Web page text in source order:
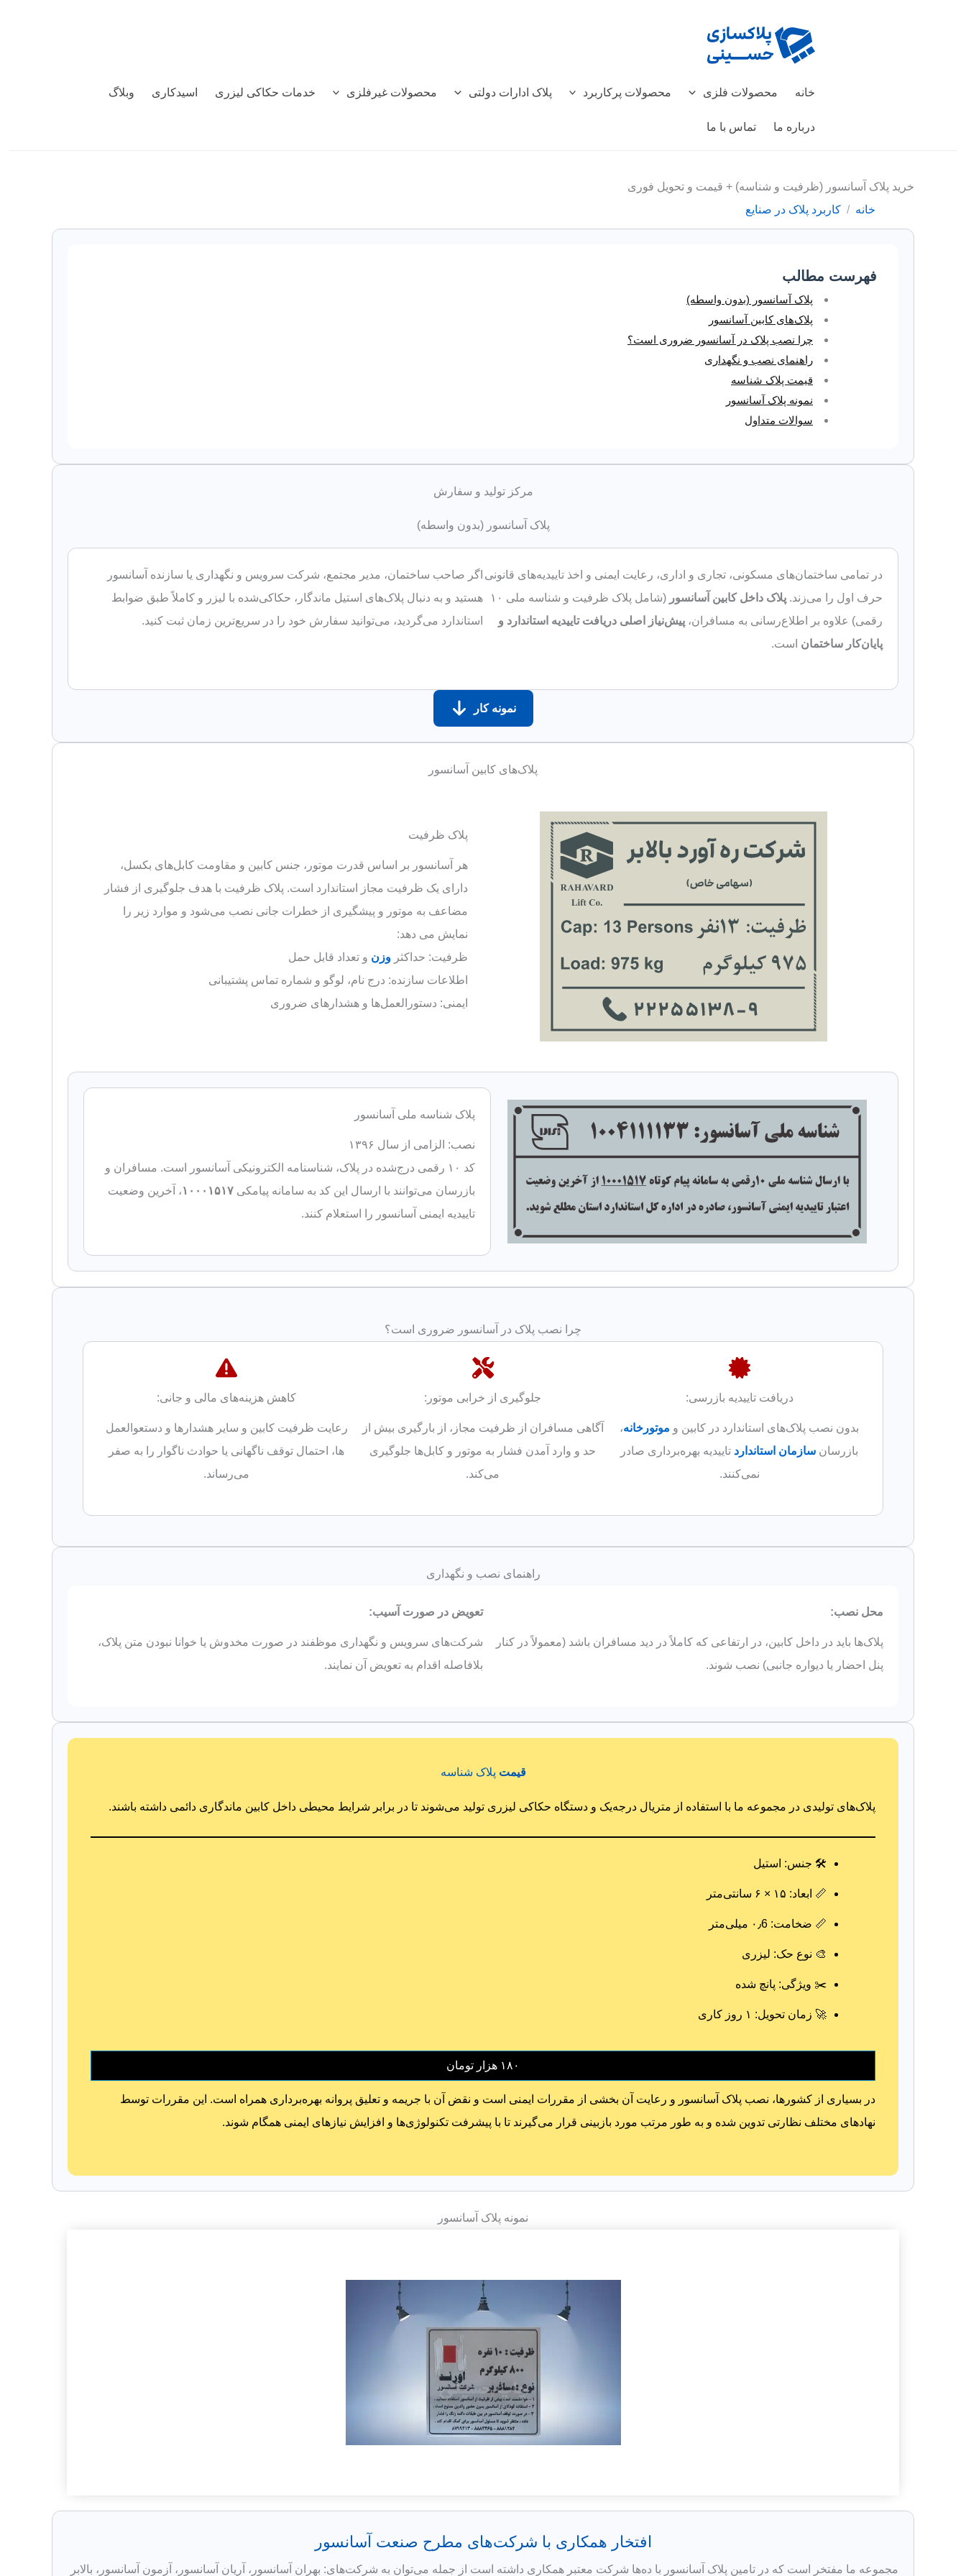
خانه محصولات فلزی محصولات پرکاربرد پلاک ادارات دولتی محصولات غیرفلزی خدمات حکاکی لیزری اسیدکاری وبلاگ
درباره ما تماس با ما
خرید پلاک آسانسور (ظرفیت و شناسه) + قیمت و تحویل فوری
خانه
کاربرد پلاک در صنایع
فهرست مطالب
پلاک آسانسور (بدون واسطه)
پلاک‌های کابین آسانسور
چرا نصب پلاک در آسانسور ضروری است؟
راهنمای نصب و نگهداری
قیمت پلاک شناسه
نمونه پلاک‌ آسانسور
سوالات متداول
مرکز تولید و سفارش
پلاک آسانسور (بدون واسطه)
در تمامی ساختمان‌های مسکونی، تجاری و اداری، رعایت ایمنی و اخذ تاییدیه‌های قانونی
حرف اول را می‌زند. پلاک داخل کابین آسانسور
(شامل پلاک ظرفیت و شناسه ملی ۱۰
رقمی) علاوه بر اطلاع‌رسانی به مسافران، پیش‌نیاز اصلی دریافت تاییدیه استاندارد و
پایان‌کار ساختمان است.
اگر صاحب ساختمان، مدیر مجتمع، شرکت سرویس و نگهداری یا سازنده آسانسور
هستید و به دنبال پلاک‌های استیل ماندگار، حکاکی‌شده با لیزر و کاملاً طبق ضوابط
استاندارد می‌گردید، می‌توانید سفارش خود را در سریع‌ترین زمان ثبت کنید.
نمونه کار
پلاک‌های کابین آسانسور
پلاک ظرفیت
هر آسانسور بر اساس قدرت موتور، جنس کابین و مقاومت کابل‌های بکسل،
دارای یک ظرفیت مجاز استاندارد است. پلاک ظرفیت با هدف جلوگیری از فشار
مضاعف به موتور و پیشگیری از خطرات جانی نصب می‌شود و موارد زیر را
نمایش می دهد:
ظرفیت: حداکثر وزن و تعداد قابل حمل
اطلاعات سازنده: درج نام، لوگو و شماره تماس پشتیبانی
ایمنی: دستورالعمل‌ها و هشدارهای ضروری
پلاک شناسه ملی آسانسور
نصب: الزامی از سال ۱۳۹۶
کد ۱۰ رقمی درج‌شده در پلاک، شناسنامه الکترونیکی آسانسور است. مسافران و
بازرسان می‌توانند با ارسال این کد به سامانه پیامکی ۱۰۰۰۱۵۱۷، آخرین وضعیت
تاییدیه ایمنی آسانسور را استعلام کنند.
چرا نصب پلاک در آسانسور ضروری است؟
دریافت تاییدیه بازرسی:
بدون نصب پلاک‌های استاندارد در کابین و موتورخانه،
بازرسان سازمان استاندارد تاییدیه بهره‌برداری صادر
نمی‌کنند.
جلوگیری از خرابی موتور:
آگاهی مسافران از ظرفیت مجاز، از بارگیری بیش از
حد و وارد آمدن فشار به موتور و کابل‌ها جلوگیری
می‌کند.
کاهش هزینه‌های مالی و جانی:
رعایت ظرفیت کابین و سایر هشدارها و دستعوالعمل
ها، احتمال توقف ناگهانی یا حوادث ناگوار را به صفر
می‌رساند.
راهنمای نصب و نگهداری
محل نصب:
پلاک‌ها باید در داخل کابین، در ارتفاعی که کاملاً در دید مسافران باشد (معمولاً در کنار
پنل احضار یا دیواره جانبی) نصب شوند.
تعویض در صورت آسیب:
شرکت‌های سرویس و نگهداری موظفند در صورت مخدوش یا خوانا نبودن متن پلاک،
بلافاصله اقدام به تعویض آن نمایند.
قیمت پلاک شناسه
پلاک‌های تولیدی در مجموعه ما با استفاده از متریال درجه‌یک و دستگاه‌ حکاکی لیزری تولید می‌شوند تا در برابر شرایط محیطی داخل کابین ماندگاری دائمی داشته باشند.
🛠️ جنس: استیل
📏 ابعاد: ۱۵ × ۶ سانتی‌متر
📏 ضخامت: ۰٫6 میلی‌متر
🎨 نوع حک: لیزری
✂️ ویژگی: پانچ شده
🚀 زمان تحویل: ۱ روز کاری
۱۸۰ هزار تومان
در بسیاری از کشورها، نصب پلاک آسانسور و رعایت آن بخشی از مقررات ایمنی است و نقض آن با جریمه و تعلیق پروانه بهره‌برداری همراه است. این مقررات توسط
نهادهای مختلف نظارتی تدوین شده و به طور مرتب مورد بازبینی قرار می‌گیرند تا با پیشرفت تکنولوژی‌ها و افزایش نیازهای ایمنی همگام شوند.
نمونه پلاک‌ آسانسور
افتخار همکاری با شرکت‌های مطرح صنعت آسانسور
مجموعه ما مفتخر است که در تامین پلاک‌ آسانسور با ده‌ها شرکت معتبر همکاری داشته است از جمله می‌توان به شرکت‌های: بهران آسانسور، آریان آسانسور، آزمون آسانسور، بالابر